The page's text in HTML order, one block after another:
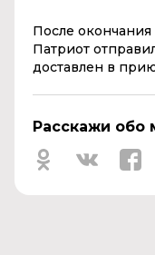
После
Патриот
доставлен в
Расскажи обо